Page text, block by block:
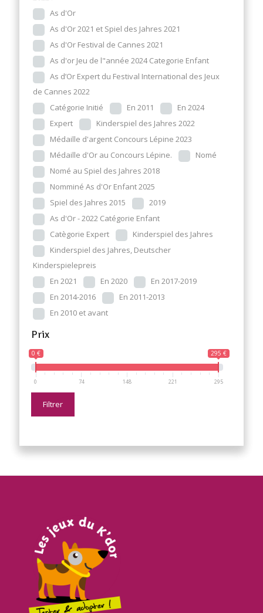
As d'Or
As d'Or 2021 et Spiel des Jahres 2021
As d'Or Festival de Cannes 2021
As d'or Jeu de l"année 2024 Categorie Enfant
As d’Or Expert du Festival International des Jeux
de Cannes 2022
Catégorie Initié
En 2011
En 2024
Expert
Kinderspiel des Jahres 2022
Médaille d'argent Concours Lépine 2023
Médaille d'Or au Concours Lépine.
Nomé
Nomé au Spiel des Jahres 2018
Nomminé As d'Or Enfant 2025
Spiel des Jahres 2015
2019
As d'Or - 2022 Catégorie Enfant
Catègorie Expert
Kinderspiel des Jahres
Kinderspiel des Jahres, Deutscher
Kinderspielepreis
En 2021
En 2020
En 2017-2019
En 2014-2016
En 2011-2013
En 2010 et avant
Prix
0 € 295 €
0 74 148 221 295
Filtrer